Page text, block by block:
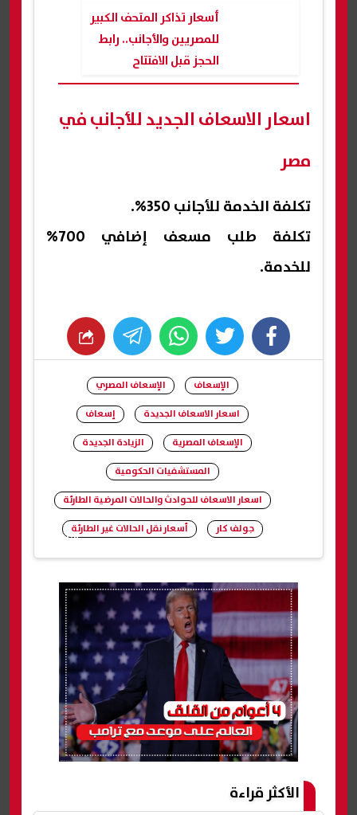
أسعار تذاكر المتحف الكبير
للمصريين والأجانب.. رابط
الحجز قبل الافتتاح
اسعار الاسعاف الجديد للأجانب في
مصر
تكلفة الخدمة للأجانب 350%.
تكلفة طلب مسعف إضافي 700%
للخدمة.
facebook
twitter
whats
شارك
الإسعاف
الإسعاف المصري
اسعار الاسعاف الجديدة
إسعاف
الإسعاف المصرية
الزيادة الجديدة
المستشفيات الحكومية
اسعار الاسعاف للحوادث والحالات المرضية الطارئة
جولف كار
أسعار نقل الحالات غير الطارئة
الأكثر قراءة